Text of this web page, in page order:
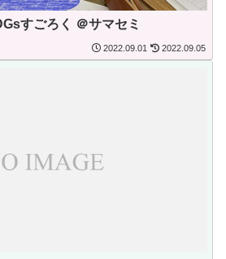
すごろく ＠サマセミ
2022.09.01 2022.09.05